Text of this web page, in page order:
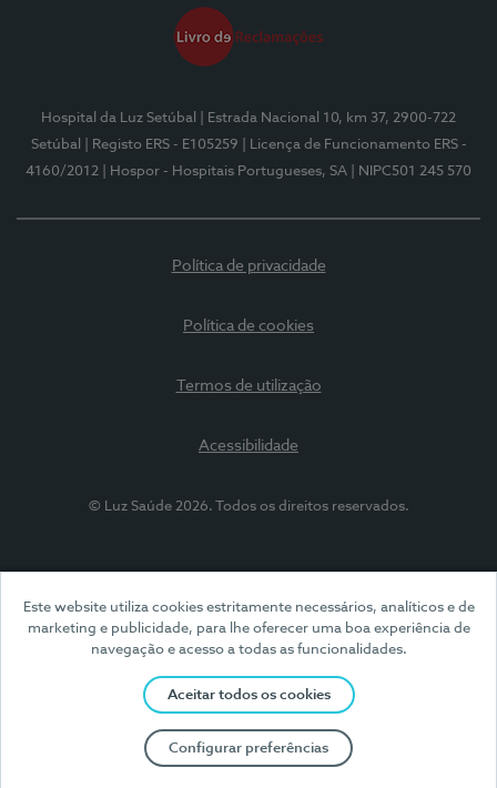
Este website utiliza cookies estritamente necessários, analíticos e de
marketing e publicidade, para lhe oferecer uma boa experiência de
navegação e acesso a todas as funcionalidades.
Aceitar todos os cookies
Configurar preferências
Hospital da Luz Setúbal
| Estrada Nacional 10, km 37, 2900-722
Setúbal
| Registo ERS - E105259
| Licença de Funcionamento ERS -
4160/2012
| Hospor - Hospitais Portugueses, SA | NIPC501 245 570
Política de privacidade
Política de cookies
Termos de utilização
Acessibilidade
© Luz Saúde 2026. Todos os direitos reservados.